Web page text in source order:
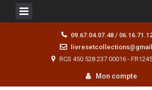
09.67.04.07.48 /
RCS 450 528 237 00016 -
Mon compte